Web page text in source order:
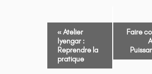
NAVIGATION
ÉVÈNEMENT
«Atelier
Iyengar :
Reprendre la
pratique
Faire